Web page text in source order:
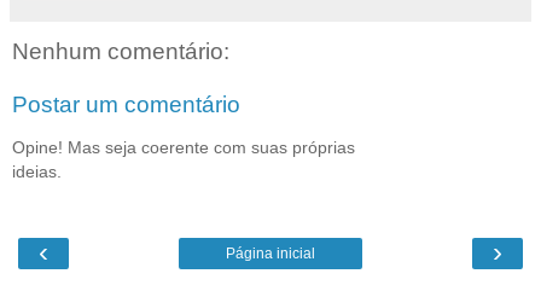
Nenhum comentário:
Postar um comentário
Opine! Mas seja coerente com suas próprias
ideias.
‹ ›
Página inicial